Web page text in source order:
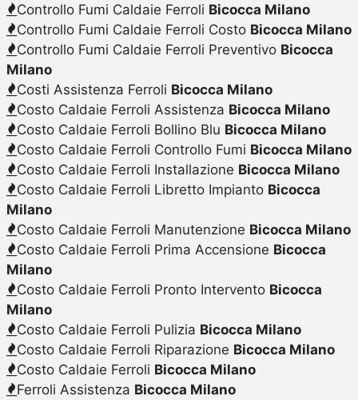
Controllo Fumi Caldaie Ferroli Bicocca Milano
Controllo Fumi Caldaie Ferroli Costo Bicocca Milano
Controllo Fumi Caldaie Ferroli Preventivo Bicocca
Milano
Costi Assistenza Ferroli Bicocca Milano
Costo Caldaie Ferroli Assistenza Bicocca Milano
Costo Caldaie Ferroli Bollino Blu Bicocca Milano
Costo Caldaie Ferroli Controllo Fumi Bicocca Milano
Costo Caldaie Ferroli Installazione Bicocca Milano
Costo Caldaie Ferroli Libretto Impianto Bicocca
Milano
Costo Caldaie Ferroli Manutenzione Bicocca Milano
Costo Caldaie Ferroli Prima Accensione Bicocca
Milano
Costo Caldaie Ferroli Pronto Intervento Bicocca
Milano
Costo Caldaie Ferroli Pulizia Bicocca Milano
Costo Caldaie Ferroli Riparazione Bicocca Milano
Costo Caldaie Ferroli Bicocca Milano
Ferroli Assistenza Bicocca Milano